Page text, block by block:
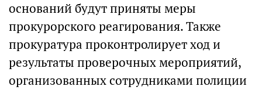
оснований будут приняты меры
прокурорского реагирования. Также
прокуратура проконтролирует ход и
результаты проверочных мероприятий,
организованных сотрудниками полиции